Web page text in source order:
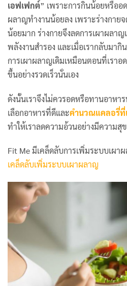
เอฟเฟกต์” เพราะการกินน้อยหรืออ
ผลาญทำงานน้อยลง เพราะร่างกาย
น้อยมาก ร่างกายจึงลดการเผาผลาญ
พลังงานสำรอง และเมื่อเรากลับมา
การเผาผลาญเดิมเหมือนตอนที่เราอ
ขึ้นอย่างรวดเร็วนั่นเอง
ดังนั้นเราจึงไม่ควรอดหรือทานอาหา
เลือกอาหารที่ดีและคำนวณแคลอรี่ที่
ทำให้เราลดความอ้วนอย่างมีความสุ
Fit Me มีเคล็ดลับการเพิ่มระบบเผา
เคล็ดลับเพิ่มระบบเผาผลาญ